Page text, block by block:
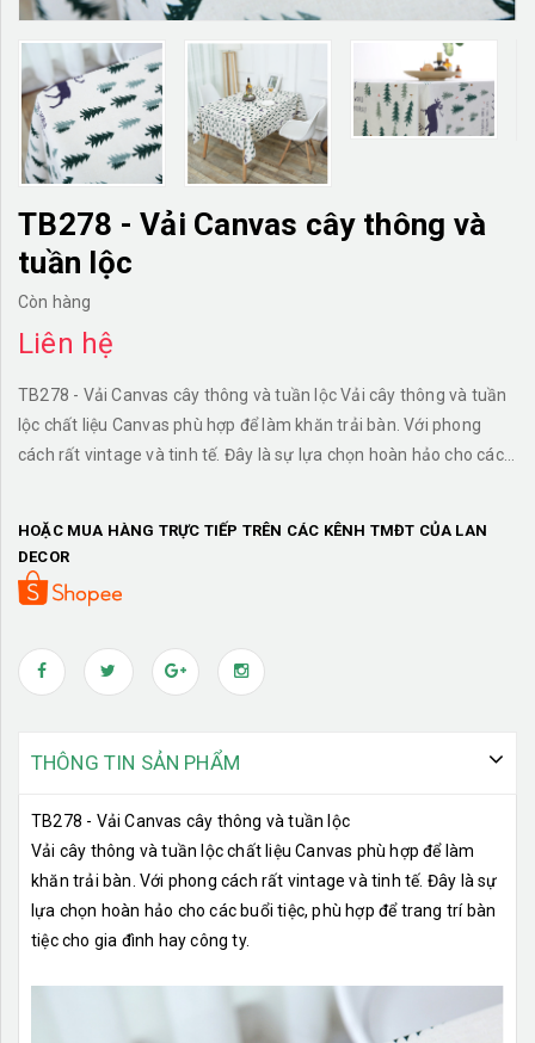
TƯ VẤN LIÊN HỆ
TB278 - Vải Canvas cây thông và
tuần lộc
Còn hàng
Liên hệ
TB278 - Vải Canvas cây thông và tuần lộc Vải cây thông và tuần
lộc chất liệu Canvas phù hợp để làm khăn trải bàn. Với phong
cách rất vintage và tinh tế. Đây là sự lựa chọn hoàn hảo cho các
HOẶC MUA HÀNG TRỰC TIẾP TRÊN CÁC KÊNH TMĐT CỦA LAN
DECOR
THÔNG TIN SẢN PHẨM
TB278 - Vải Canvas cây thông và tuần lộc
Vải cây thông và tuần lộc chất liệu Canvas phù hợp để làm
khăn trải bàn. Với phong cách rất vintage và tinh tế. Đây là sự
lựa chọn hoàn hảo cho các buổi tiệc, phù hợp để trang trí bàn
tiệc cho gia đình hay công ty.